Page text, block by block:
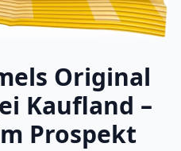
Original
Kaufland –
Prospekt